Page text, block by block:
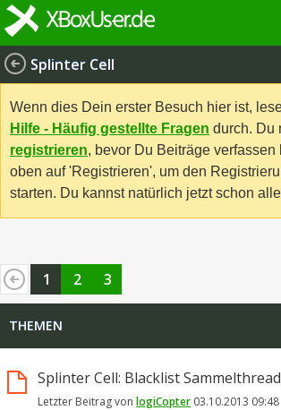
Splinter Cell
Wenn dies Dein erster Besuch hier ist,
Hilfe - Häufig gestellte Fragen durch. Du
registrieren, bevor Du Beiträge verfassen
oben auf 'Registrieren', um den
starten. Du kannst natürlich jetzt schon
1 2 3
THEMEN
Splinter Cell: Blacklist Sammelthread
Letzter Beitrag von logiCopter 03.10.2013 09:48